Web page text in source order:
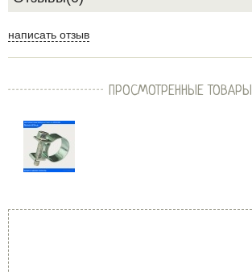
написать отзыв
ПРОСМОТРЕННЫЕ ТОВАРЫ